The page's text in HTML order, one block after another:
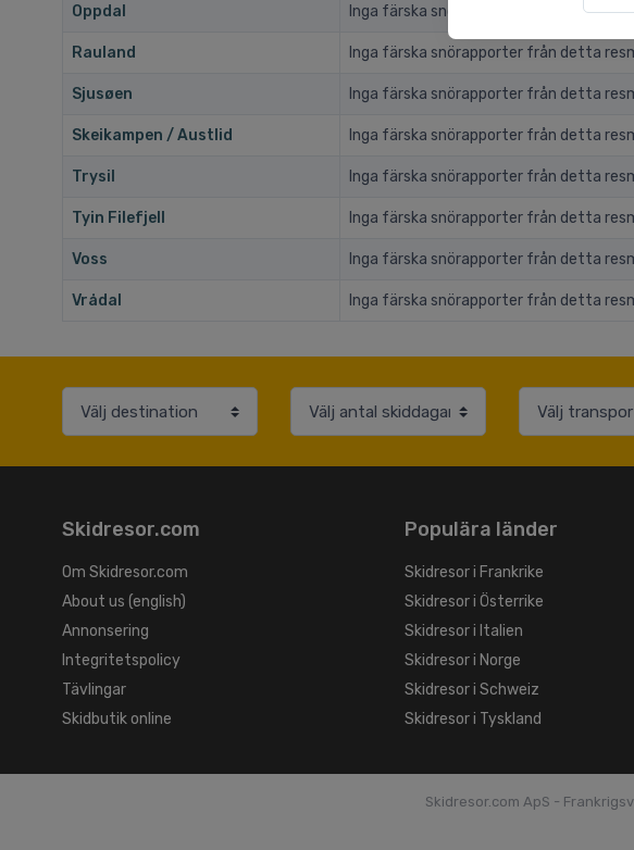
Oppdal Inga färska snörapporter från detta
Rauland Inga färska snörapporter från detta
Sjusøen Inga färska snörapporter från detta
Skeikampen / Austlid Inga färska snörapporter från detta
Trysil Inga färska snörapporter från detta
Tyin Filefjell Inga färska snörapporter från detta
Voss Inga färska snörapporter från detta
Vrådal Inga färska snörapporter från detta
Skidresor.com
Om Skidresor.com
About us (english)
Annonsering
Integritetspolicy
Tävlingar
Skidbutik online
Populära länder
Skidresor i Frankrike
Skidresor i Österrike
Skidresor i Italien
Skidresor i Norge
Skidresor i Schweiz
Skidresor i Tyskland
Skidresor.com ApS -